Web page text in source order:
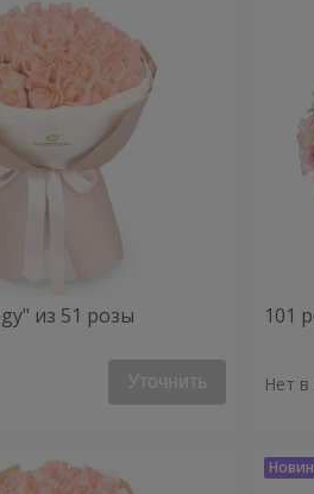
из 51 розы
Уточнить
101
Нет в